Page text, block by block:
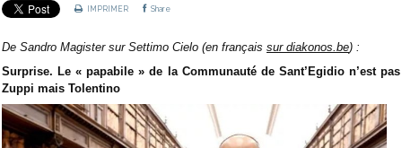
IMPRIMER Share
De Sandro Magister sur Settimo Cielo (en français sur diakonos.be) :
Surprise. Le « papabile » de la Communauté de Sant’Egidio n’est pas
Zuppi mais Tolentino